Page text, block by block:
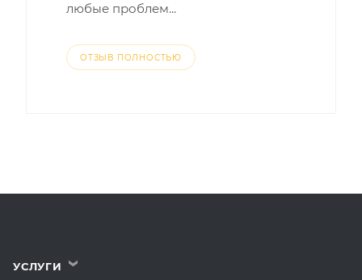
любые проблем...
ОТЗЫВ ПОЛНОСТЬЮ
УСЛУГИ ›